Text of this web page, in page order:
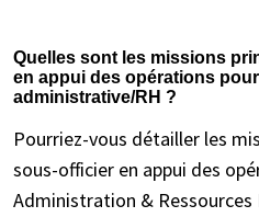
Quelles sont les missions
en appui des opérations
administrative/RH ?
Pourriez-vous détailler les
sous-officier en appui des
Administration & Ressources